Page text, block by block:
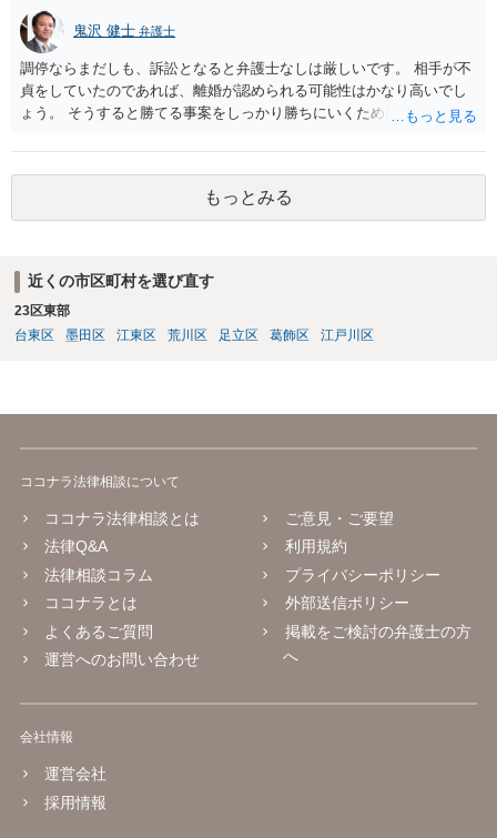
鬼沢 健士 弁護士
調停ならまだしも、訴訟となると弁護士なしは厳しいです。 相手が不
貞をしていたのであれば、離婚が認められる可能性はかなり高いでし
ょう。 そうすると勝てる事案をしっかり勝ちにいくためにも弁護士委
もっとみる
近くの市区町村を選び直す
23区東部
台東区
墨田区 江東区 荒川区 足立区 葛飾区 江戸川区
ココナラ法律相談について
ココナラ法律相談とは
法律Q&A
法律相談コラム
ココナラとは
よくあるご質問
運営へのお問い合わせ
ご意見・ご要望
利用規約
プライバシーポリシー
外部送信ポリシー
掲載をご検討の弁護士の方
へ
会社情報
運営会社
採用情報